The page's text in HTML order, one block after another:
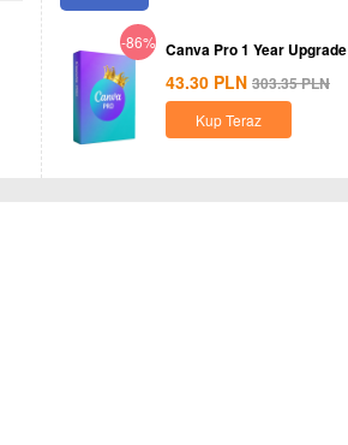
-86% Canva Pro 1 Year Upgrade
43.30 PLN 303.35PLN
Kup Teraz